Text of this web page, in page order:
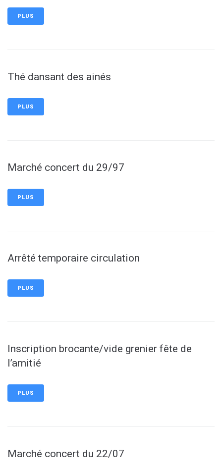
PLUS
Thé dansant des ainés
PLUS
Marché concert du 29/97
PLUS
Arrêté temporaire circulation
PLUS
Inscription brocante/vide grenier fête de
l’amitié
PLUS
Marché concert du 22/07